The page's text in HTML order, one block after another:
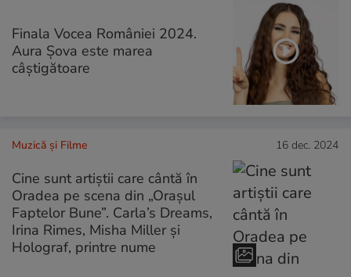
Finala Vocea României 2024.
Aura Șova este marea
câștigătoare
Muzică și Filme 16 dec. 2024
Cine sunt artiștii care cântă în
Oradea pe scena din „Orașul
Faptelor Bune”. Carla’s Dreams,
Irina Rimes, Misha Miller și
Holograf, printre nume